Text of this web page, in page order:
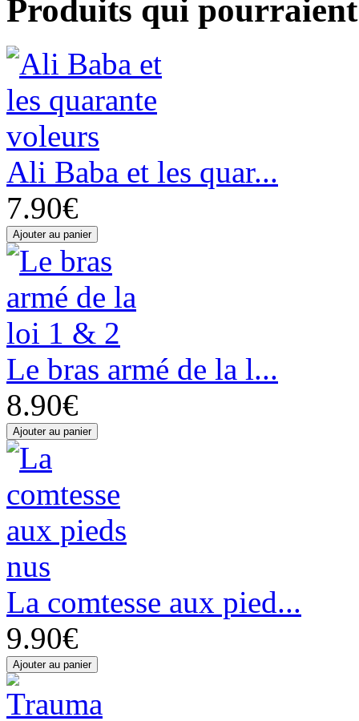
Produits qui
Ali Baba et les quar...
7.90€
Le bras armé de la l...
8.90€
La comtesse aux pied...
9.90€